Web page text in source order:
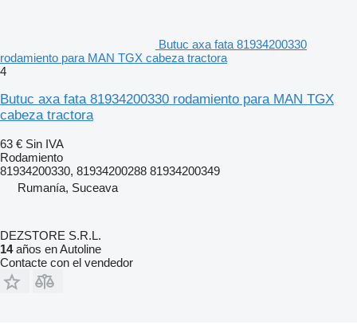
Butuc axa fata 81934200330
rodamiento para MAN TGX cabeza tractora
4
Butuc axa fata 81934200330 rodamiento para MAN TGX
cabeza tractora
63 € Sin IVA
Rodamiento
81934200330, 81934200288 81934200349
Rumanía, Suceava
DEZSTORE S.R.L.
14años en Autoline
Contacte con el vendedor